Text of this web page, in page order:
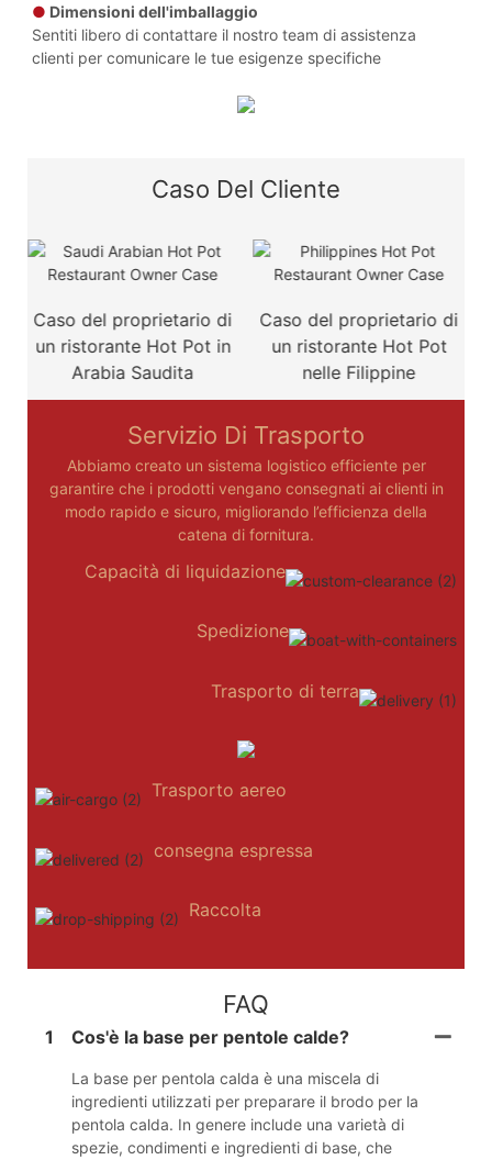
● Dimensioni dell'imballaggio
Sentiti libero di contattare il nostro team di assistenza
clienti per comunicare le tue esigenze specifiche
Caso Del Cliente
Caso del proprietario di
un ristorante Hot Pot in
Arabia Saudita
Caso del proprietario di
un ristorante Hot Pot
nelle Filippine
Servizio Di Trasporto
Abbiamo creato un sistema logistico efficiente per
garantire che i prodotti vengano consegnati ai clienti in
modo rapido e sicuro, migliorando l’efficienza della
catena di fornitura.
Capacità di liquidazione
Spedizione
Trasporto di terra
Trasporto aereo
consegna espressa
Raccolta
FAQ
1 Cos'è la base per pentole calde?
La base per pentola calda è una miscela di
ingredienti utilizzati per preparare il brodo per la
pentola calda. In genere include una varietà di
spezie, condimenti e ingredienti di base, che